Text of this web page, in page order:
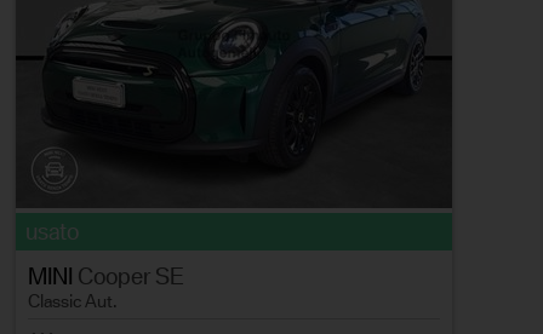
usato
MINI Cooper SE
Classic Aut.